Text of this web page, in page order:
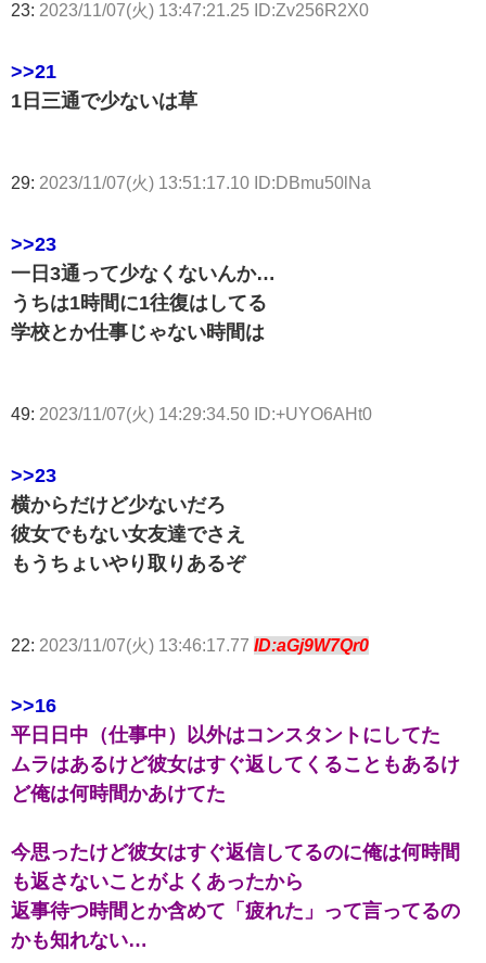
23: 2023/11/07(火) 13:47:21.25 ID:Zv256R2X0
>>21
1日三通で少ないは草
29: 2023/11/07(火) 13:51:17.10 ID:DBmu50lNa
>>23
一日3通って少なくないんか…
うちは1時間に1往復はしてる
学校とか仕事じゃない時間は
49: 2023/11/07(火) 14:29:34.50 ID:+UYO6AHt0
>>23
横からだけど少ないだろ
彼女でもない女友達でさえ
もうちょいやり取りあるぞ
22: 2023/11/07(火) 13:46:17.77 ID:aGj9W7Qr0
>>16
平日日中（仕事中）以外はコンスタントにしてた
ムラはあるけど彼女はすぐ返してくることもあるけ
ど俺は何時間かあけてた
今思ったけど彼女はすぐ返信してるのに俺は何時間
も返さないことがよくあったから
返事待つ時間とか含めて「疲れた」って言ってるの
かも知れない…